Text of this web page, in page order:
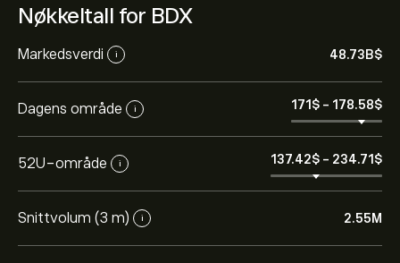
Nøkkeltall for BDX
Markedsverdi i 48.73B‎$‎
Dagens område i 171‎$‎ - 178.58‎$‎
52U-område i 137.42‎$‎ - 234.71‎$‎
Snittvolum (3 m) i 2.55M